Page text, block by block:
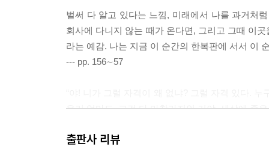
벌써 다 알고 있다는 느낌, 미래에서 나를 과거처
회사에 다니지 않는 때가 온다면, 그리고 그때 이
라는 예감. 나는 지금 이 순간의 한복판에 서서 이
--- pp. 156∼57
우리 엄마도. 그건 다 마찬가지인 거야. 세상에 좋
“걱정 마. 우리 저기까지 갈 거잖아.”
출판사 리뷰